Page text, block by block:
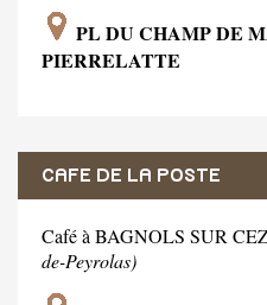
PL DU CHAMP DE
PIERRELATTE
CAFE DE LA POSTE
Café à BAGNOLS SUR
de-Peyrolas)